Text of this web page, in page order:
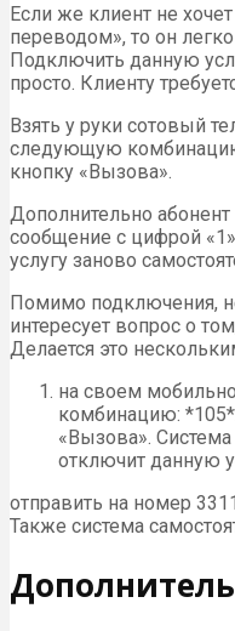
Если же клиент не
переводом», то он
Подключить данную
просто. Клиенту
Взять у руки сотовый
следующую
кнопку «Вызова».
Дополнительно
сообщение с цифрой
услугу заново
Помимо подключения,
интересует вопрос о
Делается это
на своем
комбинацию:
«Вызова».
отключит данную
отправить на номер
Также система